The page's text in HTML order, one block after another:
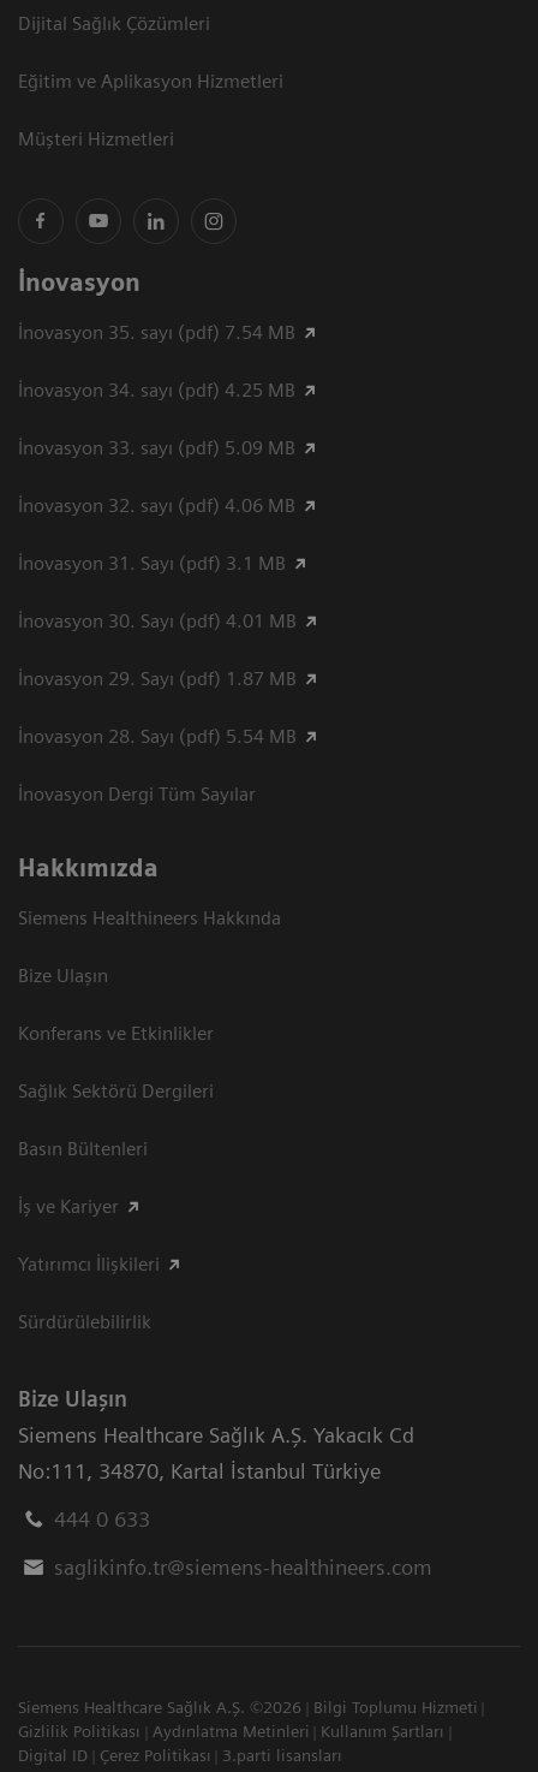
Dijital Sağlık Çözümleri
Eğitim ve Aplikasyon Hizmetleri
Müşteri Hizmetleri
İnovasyon
İnovasyon 35. sayı (pdf) 7.54 MB
İnovasyon 34. sayı (pdf) 4.25 MB
İnovasyon 33. sayı (pdf) 5.09 MB
İnovasyon 32. sayı (pdf) 4.06 MB
İnovasyon 31. Sayı (pdf) 3.1 MB
İnovasyon 30. Sayı (pdf) 4.01 MB
İnovasyon 29. Sayı (pdf) 1.87 MB
İnovasyon 28. Sayı (pdf) 5.54 MB
İnovasyon Dergi Tüm Sayılar
Hakkımızda
Siemens Healthineers Hakkında
Bize Ulaşın
Konferans ve Etkinlikler
Sağlık Sektörü Dergileri
Basın Bültenleri
İş ve Kariyer
Yatırımcı İlişkileri
Sürdürülebilirlik
Bize Ulaşın
Siemens Healthcare Sağlık A.Ş. Yakacık Cd
No:111, 34870, Kartal İstanbul Türkiye
444 0 633
saglikinfo.tr@siemens-healthineers.com
Siemens Healthcare Sağlık A.Ş. ©2026
Bilgi Toplumu Hizmeti
Gizlilik Politikası
Aydınlatma Metinleri
Kullanım Şartları
Digital ID
Çerez Politikası 3.parti lisansları